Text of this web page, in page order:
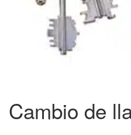
Cambio de